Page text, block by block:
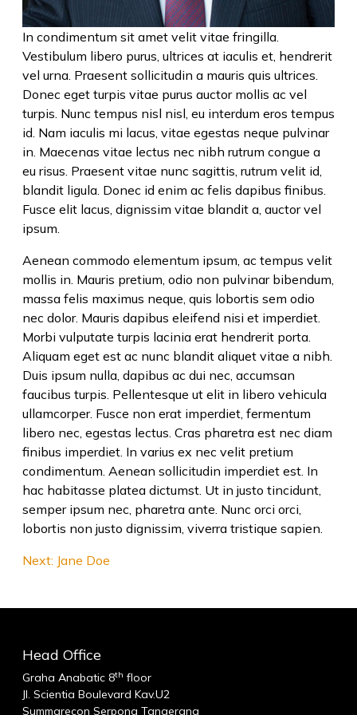
In condimentum sit amet velit vitae fringilla.
Vestibulum libero purus, ultrices at iaculis et, hendrerit
vel urna. Praesent sollicitudin a mauris quis ultrices.
Donec eget turpis vitae purus auctor mollis ac vel
turpis. Nunc tempus nisl nisl, eu interdum eros tempus
id. Nam iaculis mi lacus, vitae egestas neque pulvinar
in. Maecenas vitae lectus nec nibh rutrum congue a
eu risus. Praesent vitae nunc sagittis, rutrum velit id,
blandit ligula. Donec id enim ac felis dapibus finibus.
Fusce elit lacus, dignissim vitae blandit a, auctor vel
ipsum.
Aenean commodo elementum ipsum, ac tempus velit
mollis in. Mauris pretium, odio non pulvinar bibendum,
massa felis maximus neque, quis lobortis sem odio
nec dolor. Mauris dapibus eleifend nisi et imperdiet.
Morbi vulputate turpis lacinia erat hendrerit porta.
Aliquam eget est ac nunc blandit aliquet vitae a nibh.
Duis ipsum nulla, dapibus ac dui nec, accumsan
faucibus turpis. Pellentesque ut elit in libero vehicula
ullamcorper. Fusce non erat imperdiet, fermentum
libero nec, egestas lectus. Cras pharetra est nec diam
finibus imperdiet. In varius ex nec velit pretium
condimentum. Aenean sollicitudin imperdiet est. In
hac habitasse platea dictumst. Ut in justo tincidunt,
semper ipsum nec, pharetra ante. Nunc orci orci,
lobortis non justo dignissim, viverra tristique sapien.
Post
Next: Jane Doe
Head Office
Graha Anabatic 8th floor
Jl. Scientia Boulevard Kav.U2
Summarecon Serpong Tangerang